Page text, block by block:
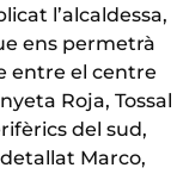
l’alcaldessa,
ens permetrà
entre el centre
Roja, Tossal
del sud,
Marco,